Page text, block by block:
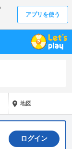
地図
ログイン